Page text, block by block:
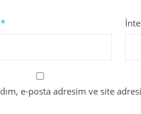
*
e-posta adresim ve site